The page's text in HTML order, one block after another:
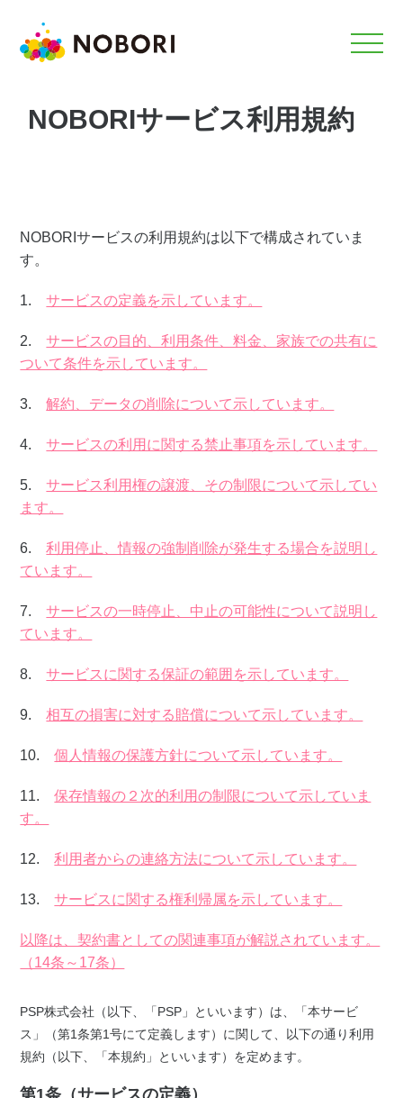
NOBORIサービス利用規約
NOBORIサービスの利用規約は以下で構成されていま
す。
1.サービスの定義を示しています。
2.サービスの目的、利用条件、料金、家族での共有に
ついて条件を示しています。
3.解約、データの削除について示しています。
4.サービスの利用に関する禁止事項を示しています。
5.サービス利用権の譲渡、その制限について示してい
ます。
6.利用停止、情報の強制削除が発生する場合を説明し
ています。
7.サービスの一時停止、中止の可能性について説明し
ています。
8.サービスに関する保証の範囲を示しています。
9.相互の損害に対する賠償について示しています。
10.個人情報の保護方針について示しています。
11.保存情報の２次的利用の制限について示していま
す。
12.利用者からの連絡方法について示しています。
13.サービスに関する権利帰属を示しています。
以降は、契約書としての関連事項が解説されています。
（14条～17条）
PSP株式会社（以下、「PSP」といいます）は、「本サービ
ス」（第1条第1号にて定義します）に関して、以下の通り利用
規約（以下、「本規約」といいます）を定めます。
第1条（サービスの定義）